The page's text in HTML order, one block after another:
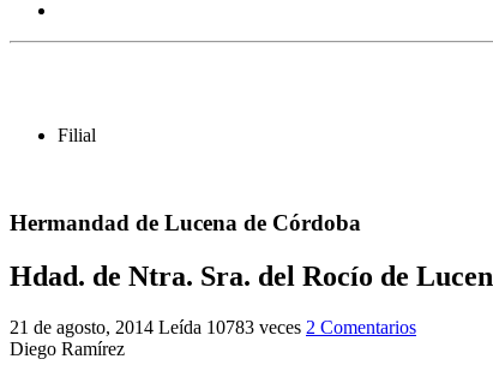
Filial
Hermandad de Lucena de Córdoba
Hdad. de Ntra. Sra. del Rocío de
21 de agosto, 2014 Leída 10783 veces 2 Comentarios
Diego Ramírez